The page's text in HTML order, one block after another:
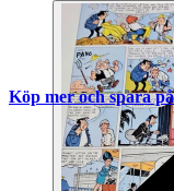
Köp mer och spara